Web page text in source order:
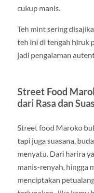
cukup manis.
Teh mint sering
teh ini di tengah hiruk
jadi pengalaman
Street Food
dari Rasa dan
Street food Maroko
tapi juga suasana,
menyatu. Dari harira
manis-renyah, hingga
menciptakan